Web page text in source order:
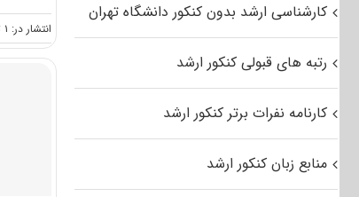
انتشار در: ۱ تیر, ۱۴۰۵
کارشناسی ارشد بدون کنکور دانشگاه تهران
رتبه های قبولی کنکور ارشد
کارنامه نفرات برتر کنکور ارشد
منابع زبان کنکور ارشد